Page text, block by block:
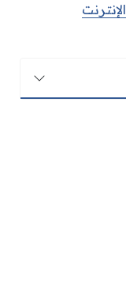
باقات وعروض زين الكويت 2025 الإنترنت